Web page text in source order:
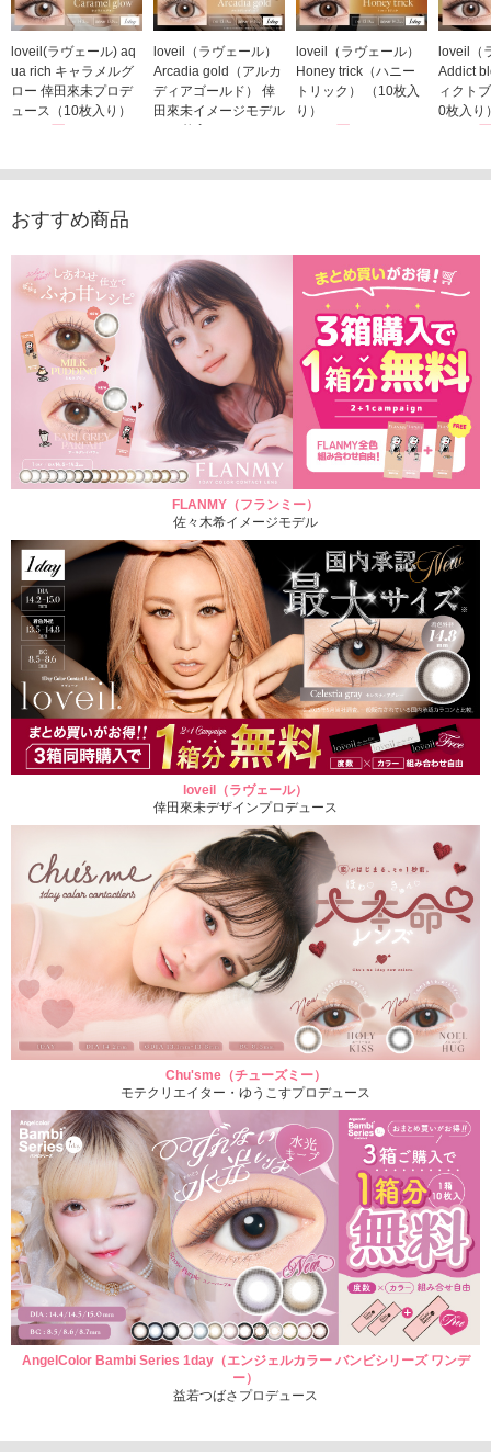
loveil(ラヴェール) aq
ua rich キャラメルグ
ロー 倖田來未プロデ
ュース（10枚入り）
1,760円
loveil（ラヴェール）
Arcadia gold（アルカ
ディアゴールド） 倖
田來未イメージモデル
（10枚入り）
loveil（ラヴェール）
Honey trick（ハニー
トリック） （10枚入
り）
1,760円
loveil（
Addict
ィクト
0枚入り
1,760
おすすめ商品
FLANMY（フランミー）
佐々木希イメージモデル
loveil（ラヴェール）
倖田來未デザインプロデュース
Chu'sme（チューズミー）
モテクリエイター・ゆうこすプロデュース
AngelColor Bambi Series 1day（エンジェルカラー バンビシリーズ ワンデ
ー）
益若つばさプロデュース